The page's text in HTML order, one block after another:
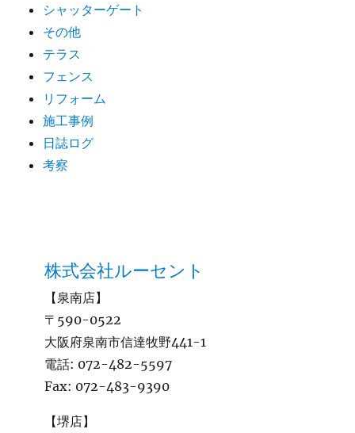
シャッターゲート
その他
テラス
フェンス
リフォーム
施工事例
日誌ログ
考察
株式会社ルーセント
【泉南店】
〒590-0522
大阪府泉南市信達牧野441-1
電話: 072-482-5597
Fax: 072-483-9390
【堺店】